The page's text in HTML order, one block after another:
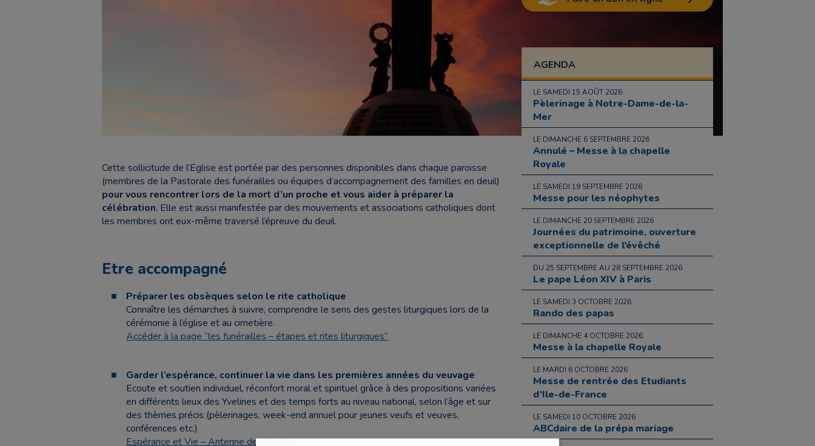
Cette sollicitude de l’Eglise est portée par des personnes disponibles dans chaque paroisse
(membres de la Pastorale des funérailles ou équipes d’accompagnement des familles en deuil)
pour vous rencontrer lors de la mort d’un proche et vous aider à préparer la
célébration. Elle est aussi manifestée par des mouvements et associations catholiques dont
les membres ont eux-même traversé l’épreuve du deuil.
Etre accompagné
Préparer les obsèques selon le rite catholique
Connaître les démarches à suivre, comprendre le sens des gestes liturgiques lors de la
cérémonie à l’église et au cimetière.
Accéder à la page “les funérailles – étapes et rites liturgiques”
Garder l’espérance, continuer la vie dans les premières années du veuvage
Ecoute et soutien individuel, réconfort moral et spirituel grâce à des propositions variées
en différents lieux des Yvelines et des temps forts au niveau national, selon l’âge et sur
des thèmes précis (pèlerinages, week-end annuel pour jeunes veufs et veuves,
conférences etc.)
Espérance et Vie – Antenne des Yvelines
AGENDA
LE SAMEDI 15 AOÛT 2026
Pèlerinage à Notre-Dame-de-la-
Mer
LE DIMANCHE 6 SEPTEMBRE 2026
Annulé – Messe à la chapelle
Royale
LE SAMEDI 19 SEPTEMBRE 2026
Messe pour les néophytes
LE DIMANCHE 20 SEPTEMBRE 2026
Journées du patrimoine, ouverture
exceptionnelle de l’évêché
DU 25 SEPTEMBRE AU 28 SEPTEMBRE 2026
Le pape Léon XIV à Paris
LE SAMEDI 3 OCTOBRE 2026
Rando des papas
LE DIMANCHE 4 OCTOBRE 2026
Messe à la chapelle Royale
LE MARDI 6 OCTOBRE 2026
Messe de rentrée des Etudiants
d’Ile-de-France
LE SAMEDI 10 OCTOBRE 2026
ABCdaire de la prépa mariage